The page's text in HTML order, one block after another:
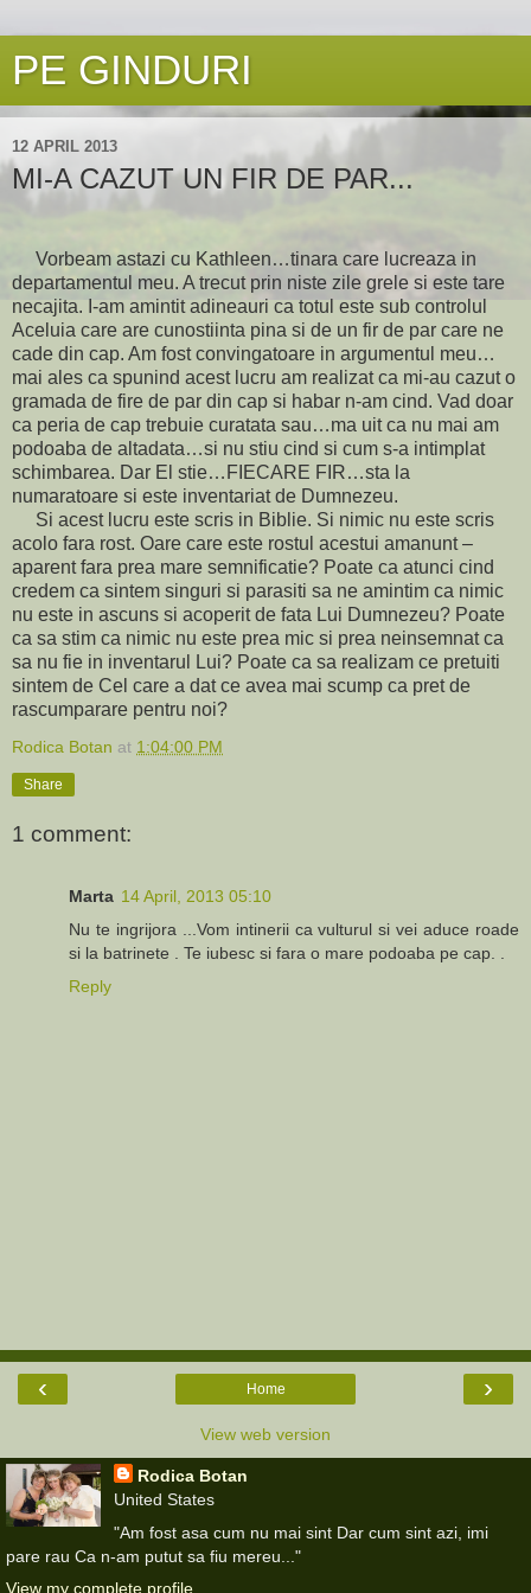
PE GINDURI
12 APRIL 2013
MI-A CAZUT UN FIR DE PAR...
Vorbeam astazi cu Kathleen…tinara care lucreaza in
departamentul meu. A trecut prin niste zile grele si este tare
necajita. I-am amintit adineauri ca totul este sub controlul
Aceluia care are cunostiinta pina si de un fir de par care ne
cade din cap. Am fost convingatoare in argumentul meu…
mai ales ca spunind acest lucru am realizat ca mi-au cazut o
gramada de fire de par din cap si habar n-am cind. Vad doar
ca peria de cap trebuie curatata sau…ma uit ca nu mai am
podoaba de altadata…si nu stiu cind si cum s-a intimplat
schimbarea. Dar El stie…FIECARE FIR…sta la
numaratoare si este inventariat de Dumnezeu.
Si acest lucru este scris in Biblie. Si nimic nu este scris
acolo fara rost. Oare care este rostul acestui amanunt –
aparent fara prea mare semnificatie? Poate ca atunci cind
credem ca sintem singuri si parasiti sa ne amintim ca nimic
nu este in ascuns si acoperit de fata Lui Dumnezeu? Poate
ca sa stim ca nimic nu este prea mic si prea neinsemnat ca
sa nu fie in inventarul Lui? Poate ca sa realizam ce pretuiti
sintem de Cel care a dat ce avea mai scump ca pret de
rascumparare pentru noi?
Rodica Botan at 1:04:00 PM
Share
1 comment:
Marta 14 April, 2013 05:10
Nu te ingrijora ...Vom intinerii ca vulturul si vei aduce roade
si la batrinete . Te iubesc si fara o mare podoaba pe cap. .
Reply
‹ ›
Home
View web version
Rodica Botan
United States
"Am fost asa cum nu mai sint Dar cum sint azi, imi
pare rau Ca n-am putut sa fiu mereu..."
View my complete profile